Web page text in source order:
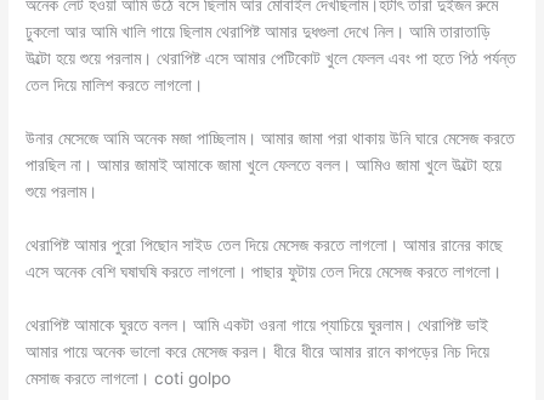
অনেক লেট হওয়া আমি উঠে বসে ছিলাম আর মোবাইল দেখছিলাম।হটাৎ তারা দুইজন রুমে
ঢুকলো আর আমি খালি গায়ে ছিলাম থেরাপিষ্ট আমার দুধগুলা দেখে নিল। আমি তারাতাড়ি
উল্টো হয়ে শুয়ে পরলাম। থেরাপিষ্ট এসে আমার পেটিকোট খুলে ফেলল এবং পা হতে পিঠ পর্যন্ত
তেল দিয়ে মালিশ করতে লাগলো।
উনার মেসেজে আমি অনেক মজা পাচ্ছিলাম। আমার জামা পরা থাকায় উনি ঘারে মেসেজ করতে
পারছিল না। আমার জামাই আমাকে জামা খুলে ফেলতে বলল। আমিও জামা খুলে উল্টো হয়ে
শুয়ে পরলাম।
থেরাপিষ্ট আমার পুরো পিছোন সাইড তেল দিয়ে মেসেজ করতে লাগলো। আমার রানের কাছে
এসে অনেক বেশি ঘষাঘষি করতে লাগলো। পাছার ফুটায় তেল দিয়ে মেসেজ করতে লাগলো।
থেরাপিষ্ট আমাকে ঘুরতে বলল। আমি একটা ওরনা গায়ে প্যাচিয়ে ঘুরলাম। থেরাপিষ্ট ভাই
আমার পায়ে অনেক ভালো করে মেসেজ করল। ধীরে ধীরে আমার রানে কাপড়ের নিচ দিয়ে
মেসাজ করতে লাগলো। coti golpo